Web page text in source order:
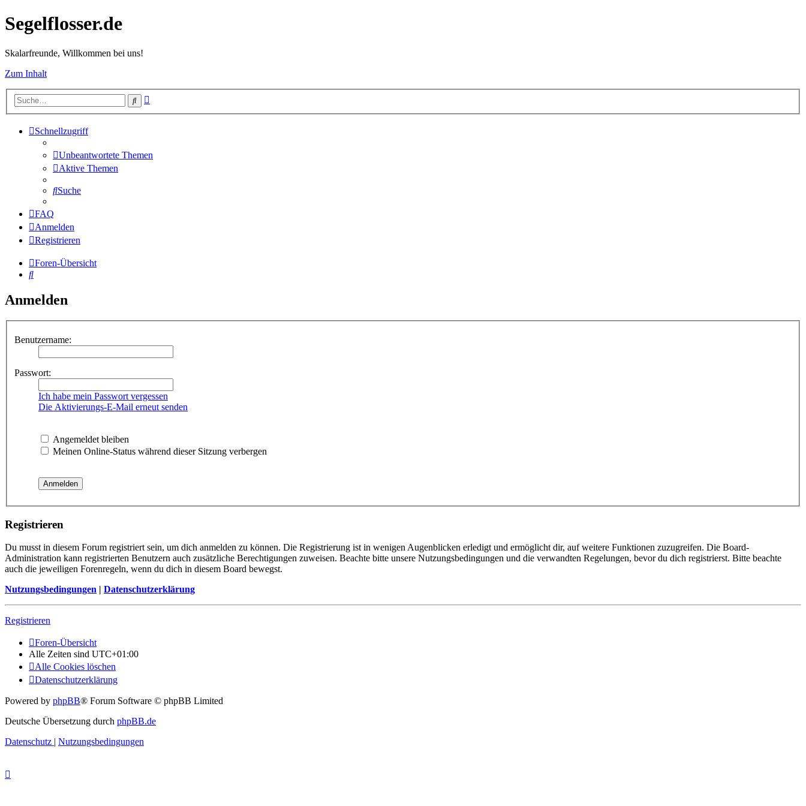
Segelflosser.de
Skalarfreunde, Willkommen bei uns!
Zum Inhalt
Suche
Schnellzugriff
Unbeantwortete Themen
Aktive Themen
Suche
FAQ
Anmelden
Registrieren
Foren-Übersicht
Suche
Anmelden
Benutzername:
Passwort:
Ich habe mein Passwort vergessen
Die Aktivierungs-E-Mail erneut senden
Angemeldet bleiben
Meinen Online-Status während dieser Sitzung verbergen
Registrieren
Du musst in diesem Forum registriert sein, um dich anmelden zu können. Die Registrierung ist in wenigen Augenblicken erledigt und ermöglicht dir, auf weitere Funktionen zuzugreifen. Die Board-
Administration kann registrierten Benutzern auch zusätzliche Berechtigungen zuweisen. Beachte bitte unsere Nutzungsbedingungen und die verwandten Regelungen, bevor du dich registrierst. Bitte beachte
auch die jeweiligen Forenregeln, wenn du dich in diesem Board bewegst.
Nutzungsbedingungen | Datenschutzerklärung
Registrieren
Foren-Übersicht
Alle Zeiten sind UTC+01:00
Alle Cookies löschen
Datenschutzerklärung
Powered by phpBB® Forum Software © phpBB Limited
Deutsche Übersetzung durch phpBB.de
Datenschutz | Nutzungsbedingungen